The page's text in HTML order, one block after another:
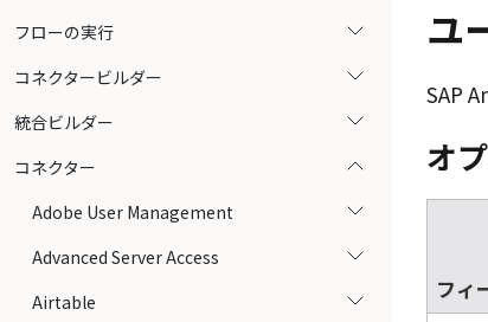
フローの実行
コネクタービルダー
統合ビルダー
コネクター
Adobe User Management
Advanced Server Access
Airtable
ユ
SAP
オ
フィ